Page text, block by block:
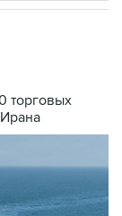
торговых